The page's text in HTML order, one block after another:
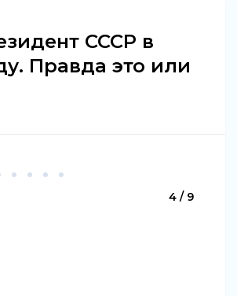
СССР в
Правда это или
4 / 9